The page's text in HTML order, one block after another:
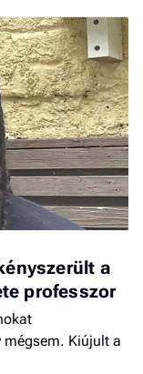
a
professzor
Kiújult a